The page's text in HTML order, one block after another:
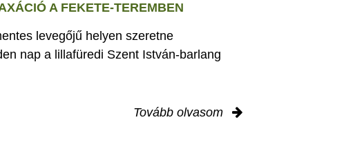
A FEKETE-TEREMBEN
levegőjű helyen szeretne
nap a lillafüredi Szent István-barlang
Tovább olvasom